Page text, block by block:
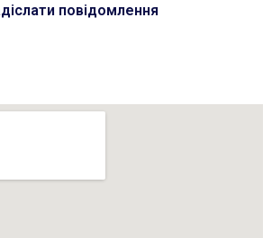
повідомлення